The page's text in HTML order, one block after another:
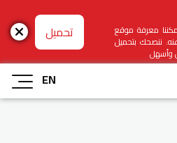
معرفة موقع
ننصحك بتحميل
وأسهل
تحميل
EN